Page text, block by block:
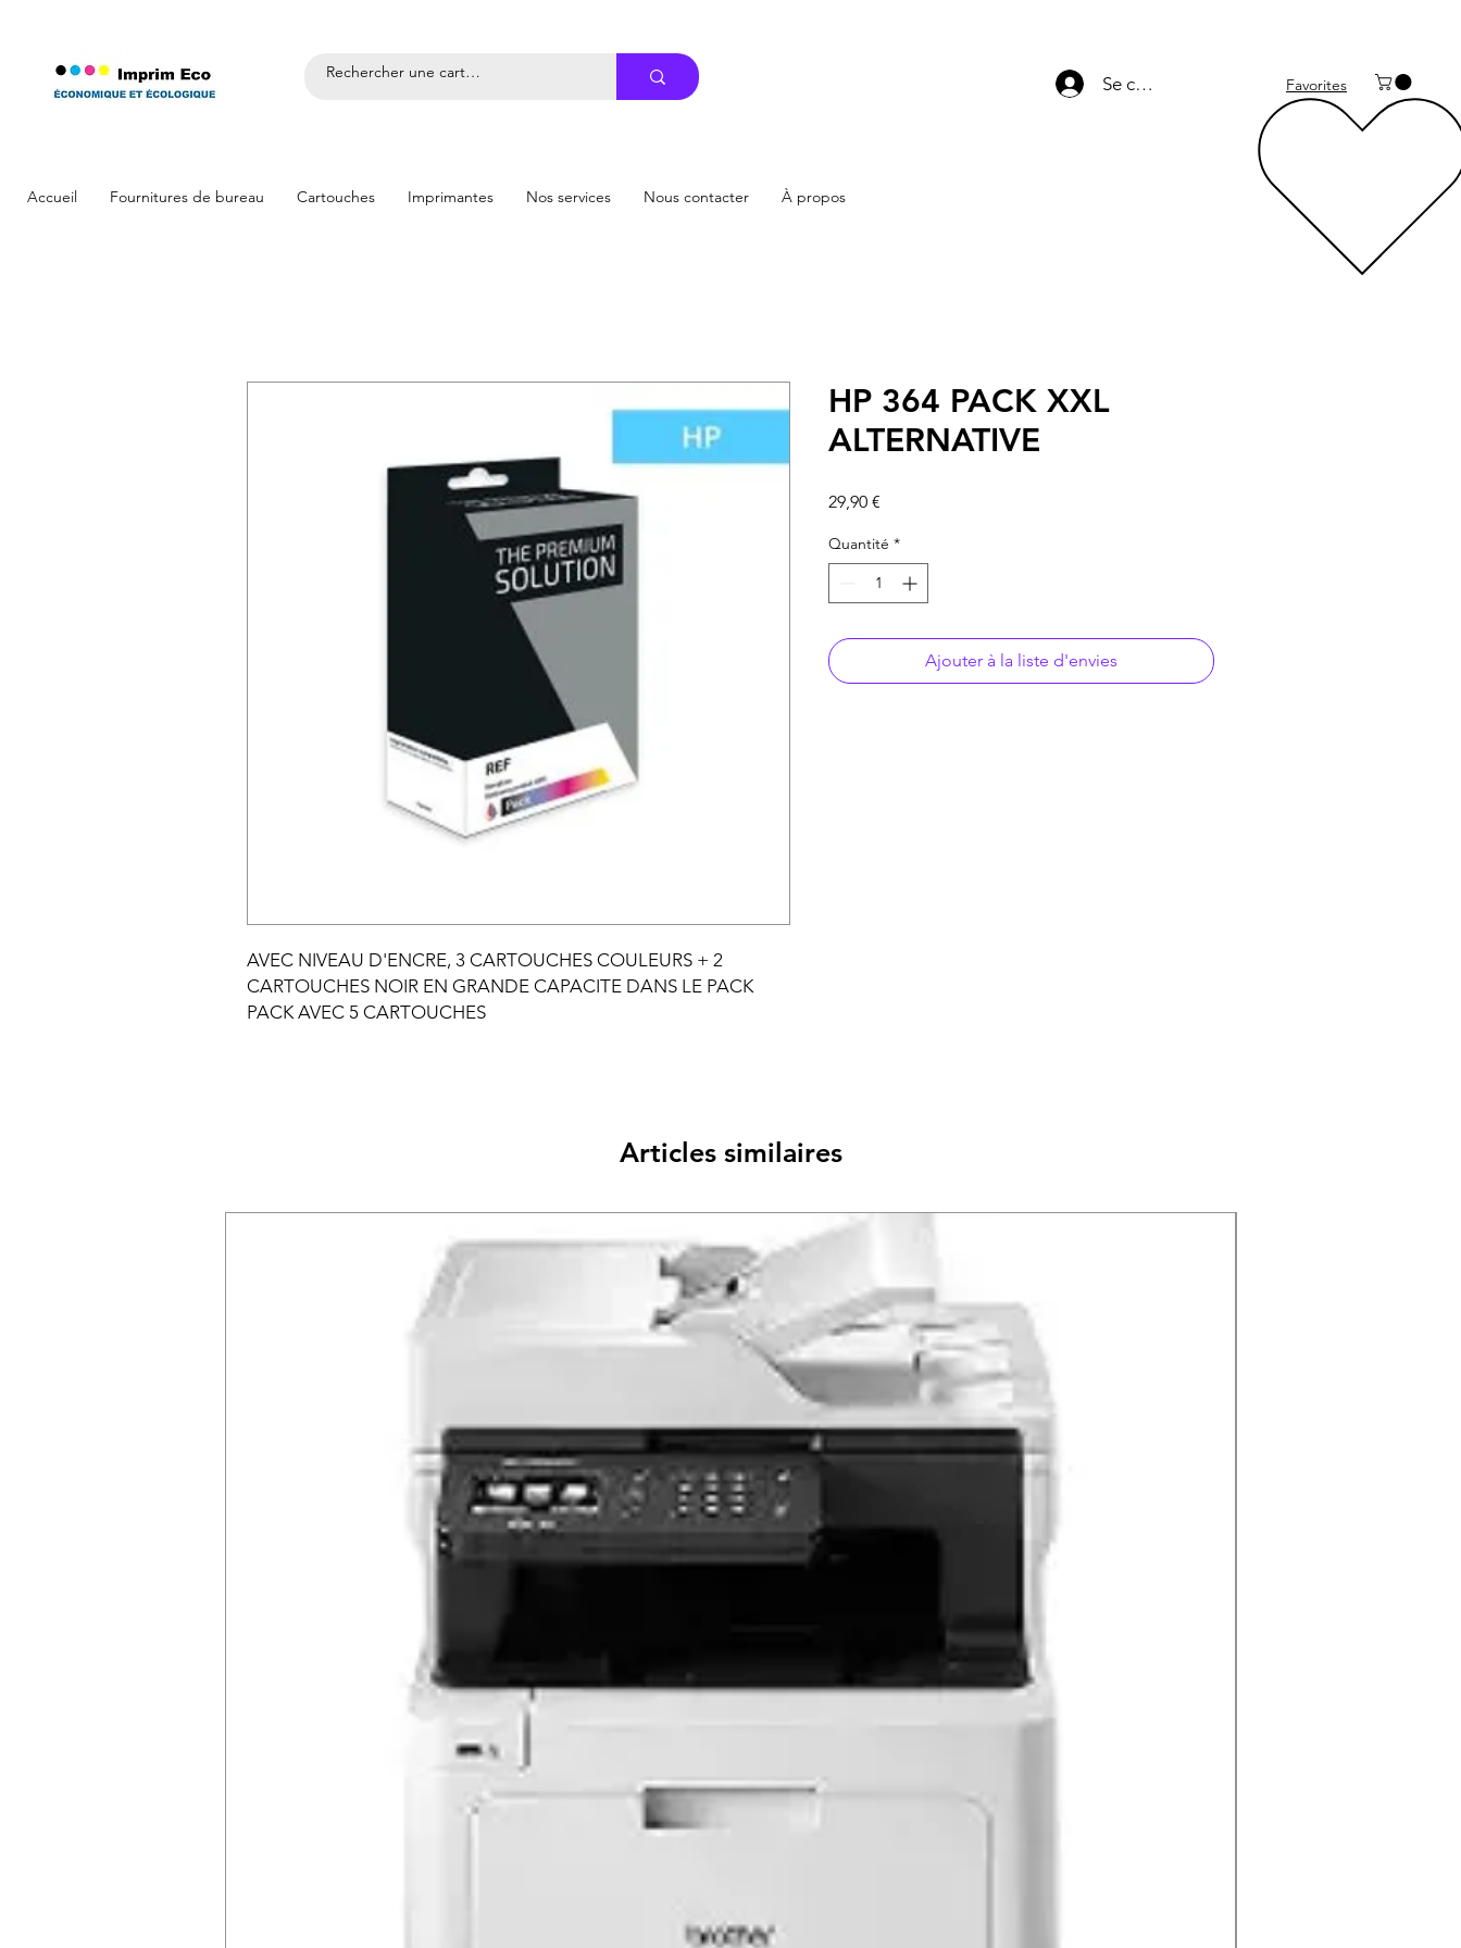
Se connecter Favorites
Accueil Fournitures de bureau Cartouches Imprimantes Nos services Nous contacter À propos
AVEC NIVEAU D'ENCRE, 3 CARTOUCHES COULEURS + 2
CARTOUCHES NOIR EN GRANDE CAPACITE DANS LE PACK
PACK AVEC 5 CARTOUCHES
HP 364 PACK XXL
ALTERNATIVE
29,90 €
Quantité *
Ajouter à la liste d'envies
Articles similaires